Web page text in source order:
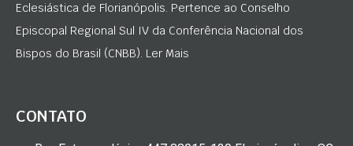
Eclesiástica de Florianópolis. Pertence ao Conselho
Episcopal Regional Sul IV da Conferência Nacional dos
Bispos do Brasil (CNBB). Ler Mais
CONTATO